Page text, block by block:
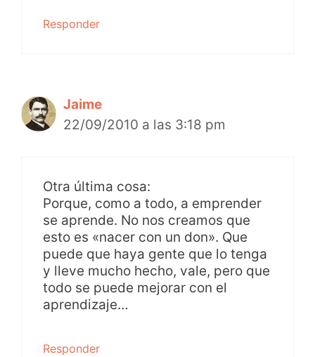
Responder
Jaime
22/09/2010 a las 3:18 pm
Otra última cosa:
Porque, como a todo, a emprender
se aprende. No nos creamos que
esto es «nacer con un don». Que
puede que haya gente que lo tenga
y lleve mucho hecho, vale, pero que
todo se puede mejorar con el
aprendizaje…
Responder